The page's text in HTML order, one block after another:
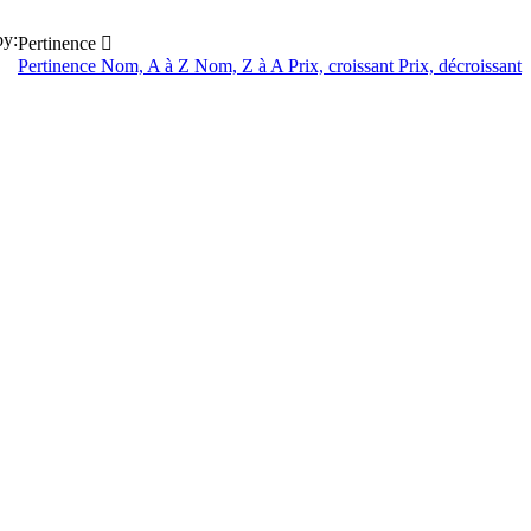
Pertinence 
Pertinence Nom, A à Z Nom, Z à A Prix, croissant Prix, décroissant